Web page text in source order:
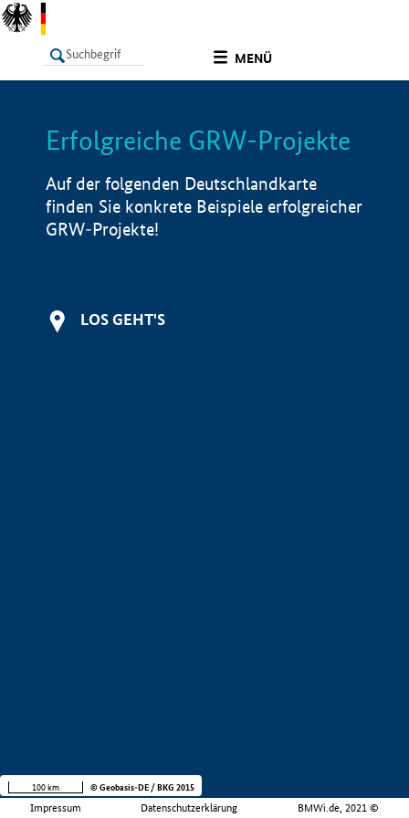
MENÜ
LISTE Info
Erfolgreiche GRW-Projekte
Auf der folgenden Deutschlandkarte
finden Sie konkrete Beispiele erfolgreicher
GRW-Projekte!
LOS GEHT'S
Impressum Datenschutzerklärung BMWi.de, 2021 ©
100 km © Geobasis-DE / BKG 2015